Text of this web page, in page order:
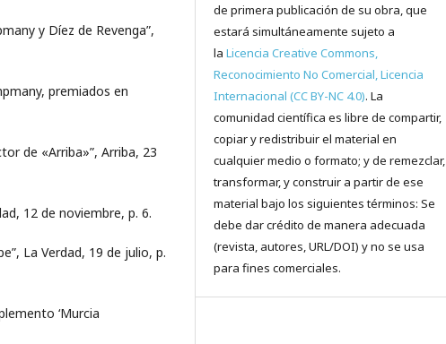
y Díez de Revenga”,
premiados en
de «Arriba»”, Arriba, 23
12 de noviembre, p. 6.
La Verdad, 19 de julio, p.
‘Murcia
de primera publicación de su obra, que
estará simultáneamente sujeto a
laLicencia Creative Commons,
Reconocimiento No Comercial, Licencia
Internacional (CC BY-NC 4.0). La
comunidad científica es libre de compartir,
copiar y redistribuir el material en
cualquier medio o formato; y de remezclar,
transformar, y construir a partir de ese
material bajo los siguientes términos: Se
debe dar crédito de manera adecuada
(revista, autores, URL/DOI) y no se usa
para fines comerciales.